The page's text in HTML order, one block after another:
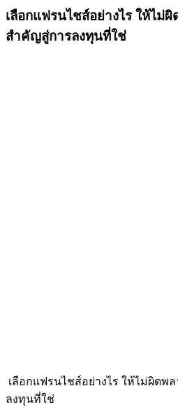
เลือกแฟรนไชส์อย่างไร ให้ไม่
สำคัญสู่การลงทุนที่ใช่
เลือกแฟรนไชส์อย่างไร ให้ไม่ผิด
ลงทุนที่ใช่